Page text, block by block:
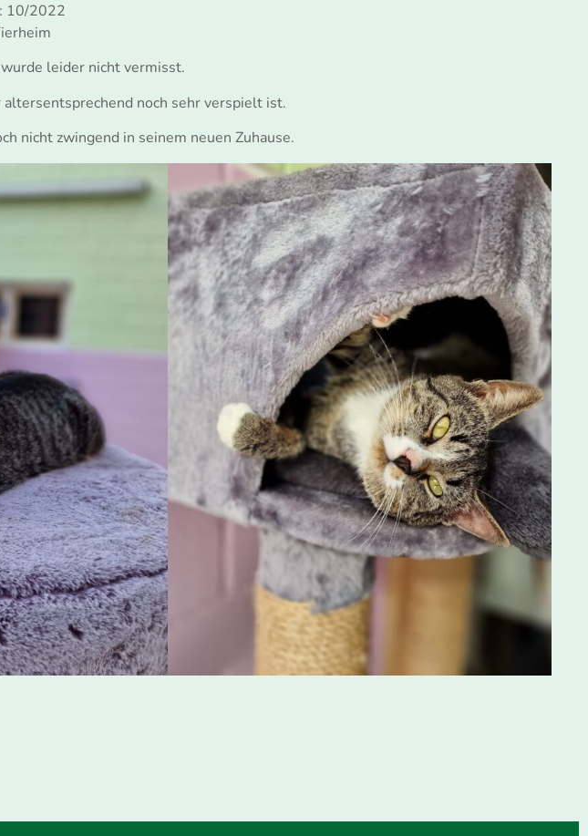
10/2022
leider nicht vermisst.
noch sehr verspielt ist.
nicht zwingend in seinem neuen Zuhause.